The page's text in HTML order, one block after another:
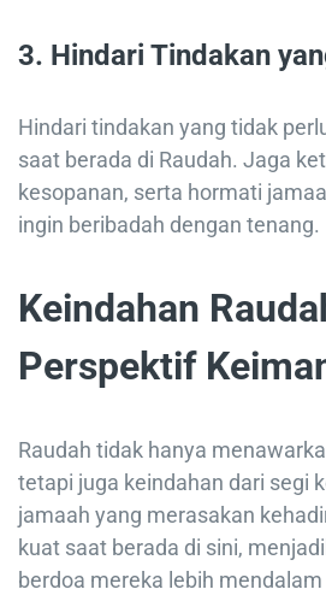
3. Hindari Tindakan
Hindari tindakan yang tidak
saat berada di Raudah. Jaga
kesopanan, serta hormati
ingin beribadah dengan tenang.
Keindahan
Perspektif
Raudah tidak hanya
tetapi juga keindahan dari segi
jamaah yang merasakan
kuat saat berada di sini,
berdoa mereka lebih